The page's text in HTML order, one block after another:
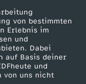
von bestimmten
Erlebnis im
und
Dabei
auf Basis deiner
und
von uns nicht